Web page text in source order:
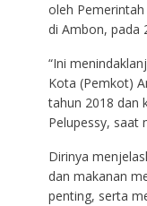
oleh
di Ambon, pada
“Ini
Kota (Pemkot)
tahun 2018 dan
Pelupessy, saat
Dirinya
dan makanan
penting, serta